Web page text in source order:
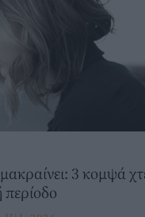
3 κομψά
περίοδο